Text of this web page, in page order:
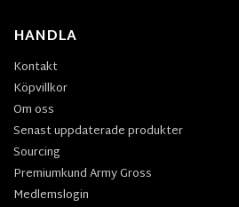
HANDLA
Kontakt
Köpvillkor
Om oss
Senast uppdaterade produkter
Sourcing
Premiumkund Army Gross
Medlemslogin